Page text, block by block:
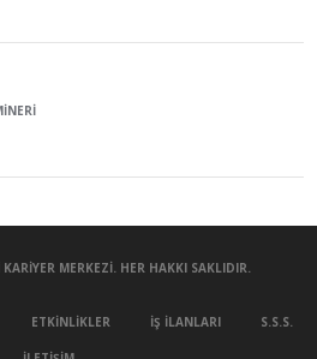
MERKEZI. HER HAKKI SAKLIDIR.
ETKINLIKLER İŞ İLANLARI S.S.S.